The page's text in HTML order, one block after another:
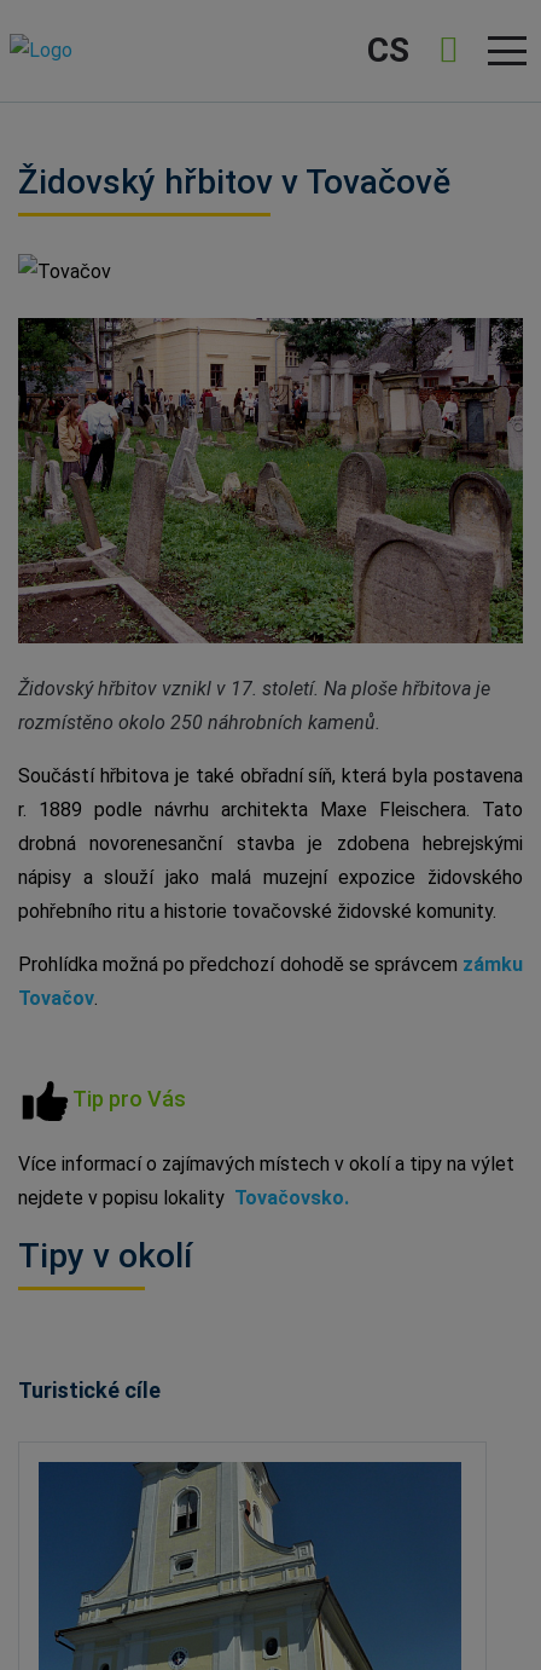
CS
Židovský hřbitov v Tovačově
Tovačov
Židovský hřbitov vznikl v 17. století. Na ploše hřbitova je
rozmístěno okolo 250 náhrobních kamenů.
Součástí hřbitova je také obřadní síň, která byla postavena
r. 1889 podle návrhu architekta Maxe Fleischera. Tato
drobná novorenesanční stavba je zdobena hebrejskými
nápisy a slouží jako malá muzejní expozice židovského
pohřebního ritu a historie tovačovské židovské komunity.
Prohlídka možná po předchozí dohodě se správcem zámku
Tovačov
Tip pro Vás
Více informací o zajímavých místech v okolí a tipy na výlet
nejdete v popisu lokality Tovačovsko.
Tipy v okolí
Turistické cíle